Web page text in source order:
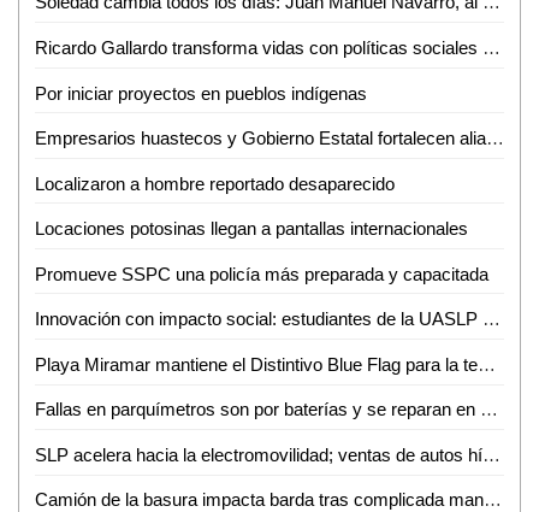
Ricardo Gallardo transforma vidas con políticas sociales sin límites
Por iniciar proyectos en pueblos indígenas
Empresarios huastecos y Gobierno Estatal fortalecen alianza para atraer inversiones
Localizaron a hombre reportado desaparecido
Locaciones potosinas llegan a pantallas internacionales
Promueve SSPC una policía más preparada y capacitada
Innovación con impacto social: estudiantes de la UASLP crean plataforma para digitalizar servicios
Playa Miramar mantiene el Distintivo Blue Flag para la temporada 2026-2027
Fallas en parquímetros son por baterías y se reparan en menos de una hora: Gabriel Castañeda
SLP acelera hacia la electromovilidad; ventas de autos híbridos y eléctricos crecen 59%
Camión de la basura impacta barda tras complicada maniobra en Villas del Carmen